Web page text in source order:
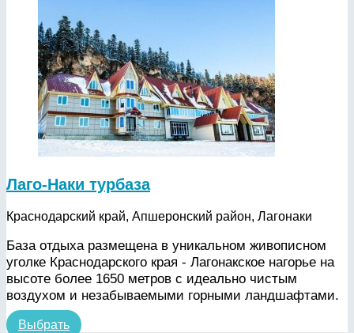
Лаго-Наки турбаза
Краснодарский край, Апшеронский район, Лагонаки
База отдыха размещена в уникальном живописном
уголке Краснодарского края - Лагонакское нагорье на
высоте более 1650 метров с идеально чистым
воздухом и незабываемыми горными ландшафтами.
Выбрать